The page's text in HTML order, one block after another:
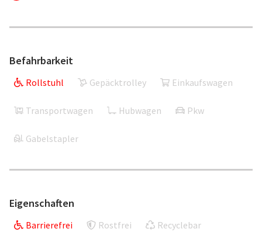
Befahrbarkeit
Rollstuhl Gepäcktrolley Einkaufswagen
Transportwagen Hubwagen Pkw
Gabelstapler
Eigenschaften
Barrierefrei Rostfrei Recyclebar